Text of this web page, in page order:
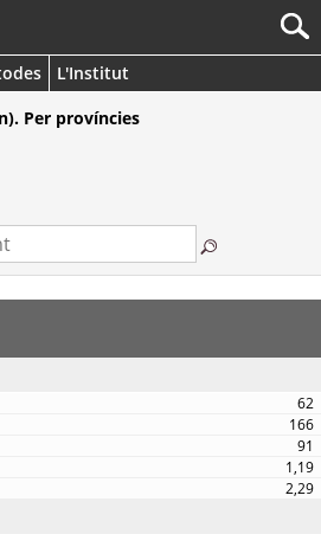
L'Institut
Per províncies
62
166
91
1,19
2,29